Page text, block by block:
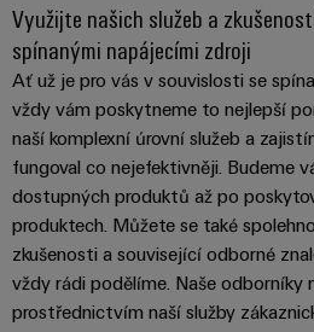
Využijte našich služeb a
spínanými napájecími zdroji
Ať už je pro vás v souvislosti se
vždy vám poskytneme to nejlepší
naší komplexní úrovní služeb a
fungoval co nejefektivněji. Budeme
dostupných produktů až po
produktech. Můžete se také
zkušenosti a související odborné
vždy rádi podělíme. Naše odborníky
prostřednictvím naší služby